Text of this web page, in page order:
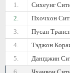
1.
Сихеунг
2.
Пхочхон
3.
Пусан
4.
Тэджон
5.
Дангджин